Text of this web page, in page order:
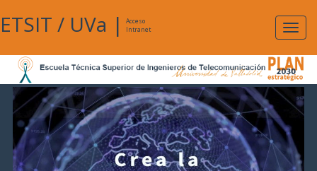
ETSIT / UVa |
Acceso
Intranet